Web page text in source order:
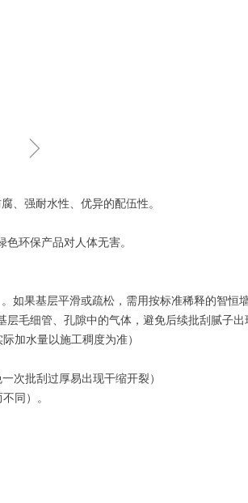
ꁇ
、强耐水性、优异的配伍性。
环保产品对人体无害。
如果基层平滑或疏松，需用按标准稀释的智恒
毛细管、孔隙中的气体，避免后续批刮腻子
加水量以施工稠度为准）
次批刮过厚易出现干缩开裂）
同）。